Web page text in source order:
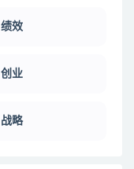
绩效
创业
战略